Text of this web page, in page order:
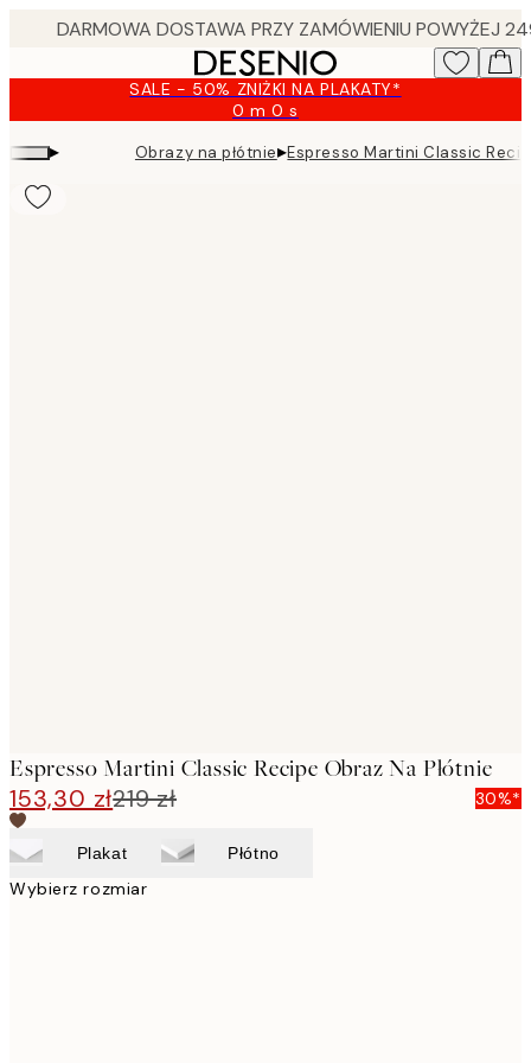
SALE - 50% ZNIŻKI NA PLAKATY*
0 m0 s
Ważny
do:
2026-
▸ Obrazy na płótnie▸Espresso Martini Classic
Espresso Martini Classic Recipe Obraz Na Płótnie
153,30 zł219 zł 30%*
Plakat Płótno
Wybierz rozmiar